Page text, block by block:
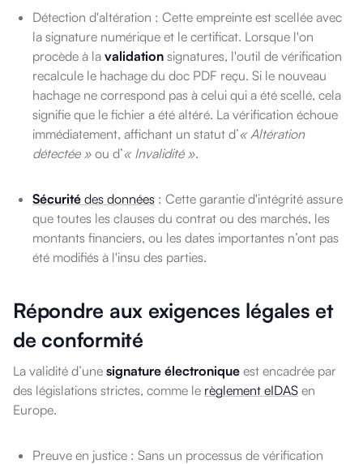
Détection d'altération : Cette empreinte est scellée avec
la signature numérique et le certificat. Lorsque l'on
procède à la validation signatures, l'outil de vérification
recalcule le hachage du doc PDF reçu. Si le nouveau
hachage ne correspond pas à celui qui a été scellé, cela
signifie que le fichier a été altéré. La vérification échoue
immédiatement, affichant un statut d’« Altération
détectée » ou d’« Invalidité ».
Sécurité des données : Cette garantie d'intégrité assure
que toutes les clauses du contrat ou des marchés, les
montants financiers, ou les dates importantes n’ont pas
été modifiés à l'insu des parties.
Répondre aux exigences légales et
de conformité
La validité d’une signature électronique est encadrée par
des législations strictes, comme le règlement eIDAS en
Europe.
Preuve en justice : Sans un processus de vérification